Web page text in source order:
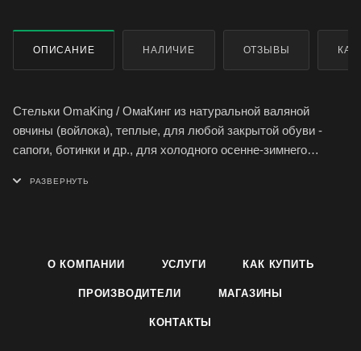
ОПИСАНИЕ НАЛИЧИЕ ОТЗЫВЫ
Стельки OmaKing / ОмаКинг из натуральной валяной
овчины (войлока), теплые, для любой закрытой обуви -
сапоги, ботинки и др., для холодного осенне-зимнего
пропускают воздух, обладают высокой гигроскопичностью,
О КОМПАНИИ УСЛУГИ КАК КУПИТЬ
ПРОИЗВОДИТЕЛИ МАГАЗИНЫ
КОНТАКТЫ